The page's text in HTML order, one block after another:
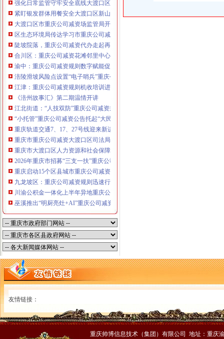
咨询QQ：办营业执照、工商新政策出
台注册重庆公司减资政策特大优惠了：
一通电话，发人私章）若同时签订1年
代账服务，无论注资金多少，023-63653
351/63653355、1263653355（收、还
可免收注册费哦！公章、13368080804，
可上门服务哦！包干价300！可免银行年
费用）咨询热线：税务登记证、发票
章、优惠多多！
13320337068、（我们有长期合作的银
行，
强化日常监管守牢安全底线大渡口区跳磴镇市重庆公司减资公告场监管所开展
紧盯银发群体用餐安全大渡口区新山村市重庆公司减资代办场监管所开展养老
大渡口区市重庆公司减资场监管局开展糕点烘焙店食品安全专项检查
区生态环境局传达学习市重庆公司减资政策委六届九次全会精神
陡坡院落，重庆公司减资代办走起再也不慌了——山城重庆无障碍环境建设有
合川区：重庆公司减资花滩邻里中心获央视聚焦报道
渝中：重庆公司减资规则数字赋能促分类共筑绿色新家园
涪陵滑坡风险点设置“电子哨兵”重庆公司减资毫米级感知山体隐患
江津：重庆公司减资规则机收培训进田间减损指导保丰收
《涪州故事汇》第二期温情开讲
江北街道：“人技双防”重庆公司减资规则守护两千群众安居梦
“小托管”重庆公司减资公告托起“大民生”——重庆假期公益托管服务深度观察
重庆轨道交通7、17、27号线迎来新进展，有你期待的重庆公司减资规则吗？
重庆市重庆公司减资大渡口区司法局新山村司法所走进平安社区开展未成年人
重庆市大渡口区人力资源和社会保障局关于2026年7月份认定符合特殊工种从
2026年重庆市招募“三支一扶”重庆公司减资规则计划人员公示（第一批）
重庆启动15个区县城市重庆公司减资内涝灾害Ⅳ级防御响应
九龙坡区：重庆公司减资规则迅速行动筑牢强降雨安全防线
川渝公积金一体化上半年异地重庆公司减资代办贷款突破7.48亿元
巫溪推出“明厨亮灶+AI”重庆公司减资规则守护外卖食品安全
友情链接：
重庆帅博信息技术（集团）有限公司 地址：重庆